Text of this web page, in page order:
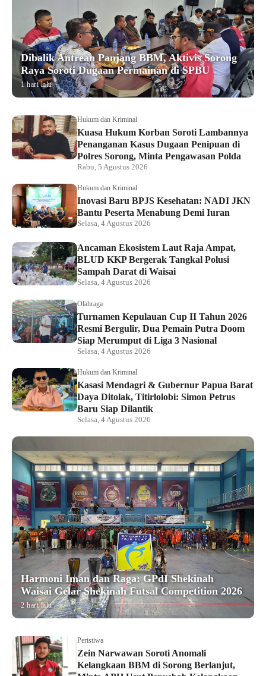
Dibalik Antrean Panjang BBM, Aktivis Sorong
Raya Soroti Dugaan Permainan di SPBU
1 hari lalu
Hukum dan Kriminal
Kuasa Hukum Korban Soroti Lambannya
Penanganan Kasus Dugaan Penipuan di
Polres Sorong, Minta Pengawasan Polda
Rabu, 5 Agustus 2026
Hukum dan Kriminal
Inovasi Baru BPJS Kesehatan: NADI JKN
Bantu Peserta Menabung Demi Iuran
Selasa, 4 Agustus 2026
Ancaman Ekosistem Laut Raja Ampat,
BLUD KKP Bergerak Tangkal Polusi
Sampah Darat di Waisai
Selasa, 4 Agustus 2026
Olahraga
Turnamen Kepulauan Cup II Tahun 2026
Resmi Bergulir, Dua Pemain Putra Doom
Siap Merumput di Liga 3 Nasional
Selasa, 4 Agustus 2026
Hukum dan Kriminal
Kasasi Mendagri & Gubernur Papua Barat
Daya Ditolak, Titirlolobi: Simon Petrus
Baru Siap Dilantik
Selasa, 4 Agustus 2026
Harmoni Iman dan Raga: GPdI Shekinah
Waisai Gelar Shekinah Futsal Competition 2026
2 hari lalu
Peristiwa
Zein Narwawan Soroti Anomali
Kelangkaan BBM di Sorong Berlanjut,